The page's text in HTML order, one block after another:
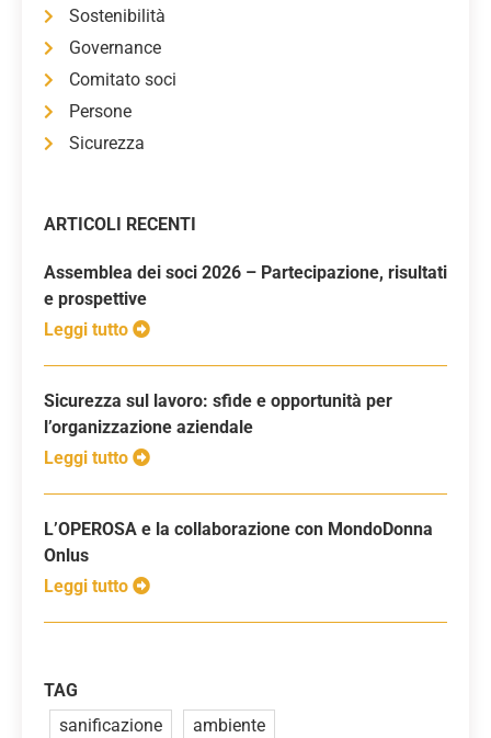
Sostenibilità
Governance
Comitato soci
Persone
Sicurezza
ARTICOLI RECENTI
Assemblea dei soci 2026 – Partecipazione, risultati
e prospettive
Leggi tutto
Sicurezza sul lavoro: sfide e opportunità per
l’organizzazione aziendale
Leggi tutto
L’OPEROSA e la collaborazione con MondoDonna
Onlus
Leggi tutto
TAG
sanificazione
ambiente